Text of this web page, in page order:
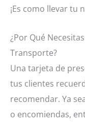
¡Es como llevar tu
¿Por Qué
Transporte?
Una tarjeta de
tus clientes
recomendar. Ya
o encomiendas,